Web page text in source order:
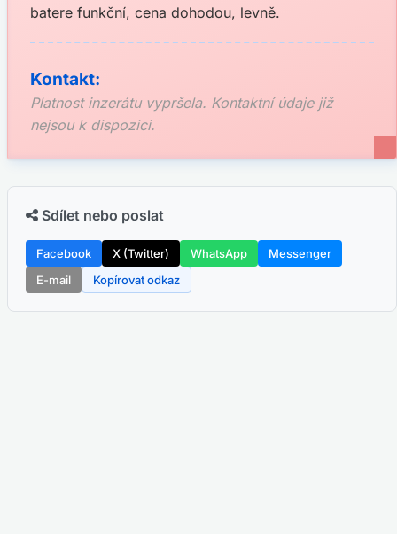
batere funkční, cena dohodou, levně.
Kontakt:
Platnost inzerátu vypršela. Kontaktní údaje již
nejsou k dispozici.
Sdílet nebo poslat
Facebook X (Twitter) WhatsApp
Messenger
E-mail
Kopírovat odkaz